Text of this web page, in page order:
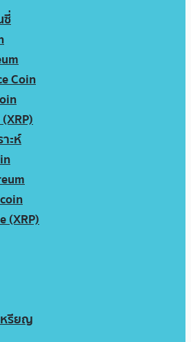
ซี่
Coin
ะห์
(XRP)
หรียญ